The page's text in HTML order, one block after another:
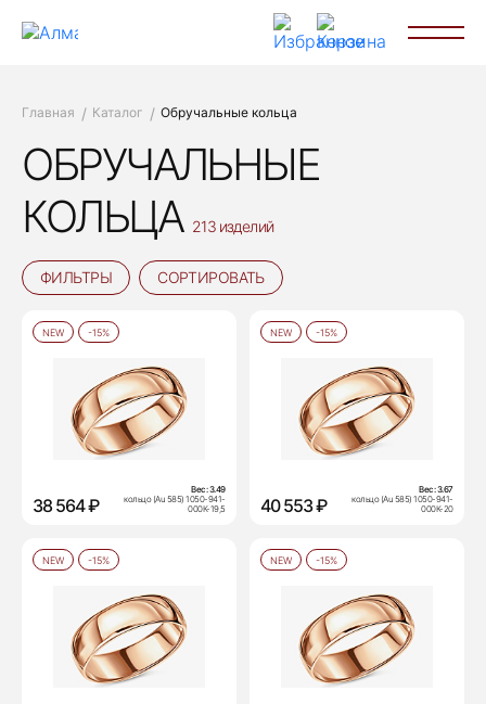
Главная Каталог Обручальные кольца
ОБРУЧАЛЬНЫЕ
КОЛЬЦА 213 изделий
ФИЛЬТРЫ СОРТИРОВАТЬ
NEW -15%
38 564 ₽
Вес:3.49
кольцо (Au 585) 1050-941-
000К-19,5
NEW -15%
40 553 ₽
Вес:3.67
кольцо (Au 585) 1050-941-
000К-20
NEW -15% NEW -15%